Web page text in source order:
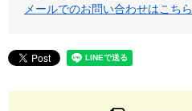
メールでのお問い合わせはこちら